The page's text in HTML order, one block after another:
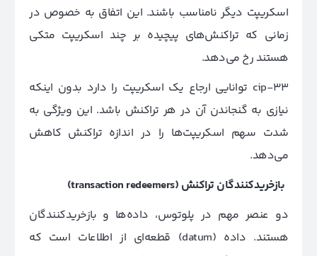
اسکریپت دیگر نامناسب باشند. این اتفاق به خصوص در
زمانی که تراکنش‌های پیچیده بر چند اسکریپت متکی
هستند رخ می‌دهد.
cip-33 توانایی ارجاع یک اسکریپت را دارد بدون اینکه
نیازی به گنجاندن آن در هر تراکنش باشد. این ویژگی به
شدت سهم اسکریپت‌ها را در اندازه تراکنش کاهش
می‌دهد.
بازخریدکنندگان تراکنش (transaction redeemers)
دو عنصر مهم در پلوتوس، داده‌ها و بازخریدکنندگان
هستند. داده (datum) قطعه‌ای از اطلاعات است که